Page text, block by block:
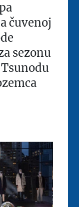
čuvenoj
sezonu